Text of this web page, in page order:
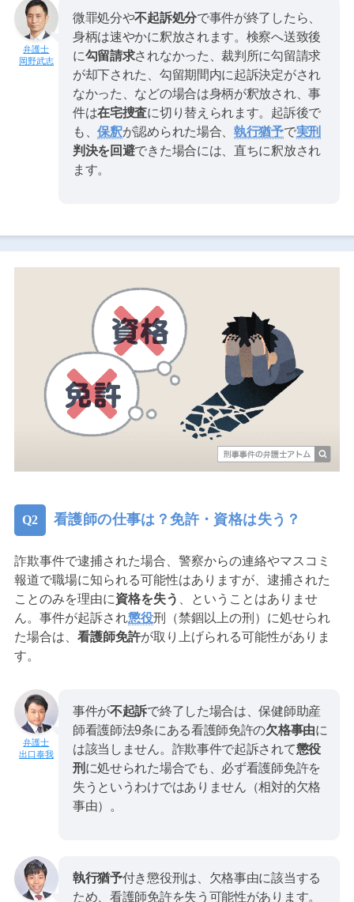
岡野武志
微罪処分や不起訴処分で事件が終了したら、
身柄は速やかに釈放されます。検察へ送致後
に勾留請求されなかった、裁判所に勾留請求
が却下された、勾留期間内に起訴決定がされ
なかった、などの場合は身柄が釈放され、事
件は在宅捜査に切り替えられます。起訴後で
も、保釈が認められた場合、執行猶予で実刑
判決を回避できた場合には、直ちに釈放され
ます。
看護師の仕事は？免許・資格は失う？
詐欺事件で逮捕された場合、警察からの連絡やマスコミ
報道で職場に知られる可能性はありますが、逮捕された
ことのみを理由に資格を失う
、ということはありませ
ん。事件が起訴され懲役刑（禁錮以上の刑）に処せられ
た場合は、 看護師免許が取り上げられる可能性がありま
す。
出口泰我
事件が不起訴で終了した場合は、保健師助産
師看護師法9条にある看護師免許の欠格事由に
は該当しません。詐欺事件で起訴されて懲役
刑 に処せられた場合でも、必ず看護師免許を
失うというわけではありません（相対的欠格
事由）。
執行猶予付き懲役刑は、欠格事由に該当する
ため、看護師免許を失う可能性があります。